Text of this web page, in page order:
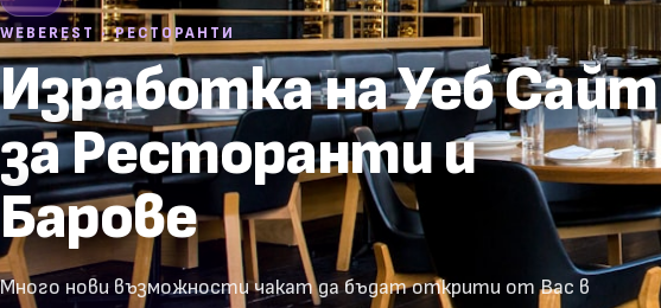
WEBEREST · РЕСТОРАНТИ
Изработка на Уеб Сайт
за Ресторанти и
Барове
Много нови възможности чакат да бъдат открити от Вас в